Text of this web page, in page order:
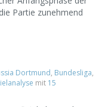
Partie zunehmend
Dortmund, Bundesliga,
mit 15